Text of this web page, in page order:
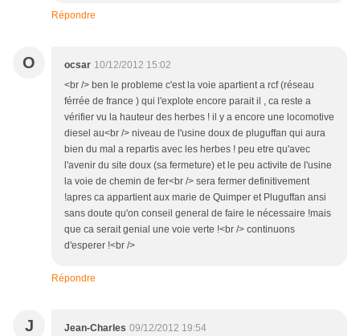
Répondre
O ocsar 10/12/2012 15:02
<br /> ben le probleme c'est la voie apartient a rcf (réseau
férrée de france ) qui l'explote encore parait il , ca reste a
vérifier vu la hauteur des herbes ! il y a encore une locomotive
diesel au<br /> niveau de l'usine doux de pluguffan qui aura
bien du mal a repartis avec les herbes ! peu etre qu'avec
l'avenir du site doux (sa fermeture) et le peu activite de l'usine
la voie de chemin de fer<br /> sera fermer definitivement
!apres ca appartient aux marie de Quimper et Pluguffan ansi
sans doute qu'on conseil general de faire le nécessaire !mais
que ca serait genial une voie verte !<br /> continuons
d'esperer !<br />
Répondre
J Jean-Charles 09/12/2012 19:54